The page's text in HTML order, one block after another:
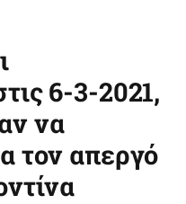
6-3-2021,
να
τον απεργό